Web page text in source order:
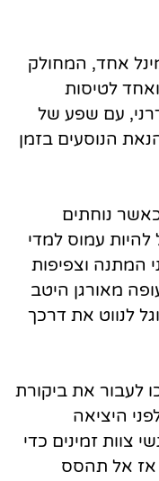
אחד, המחולק
לטיסות
עם שפע של
הנוסעים בזמן
נוחתים
עמוס למדי
המתנה וצפיפות
מאורגן היטב
לנווט את דרכך
לעבור את ביקורת
היציאה
צוות זמינים כדי
אז אל תהסס